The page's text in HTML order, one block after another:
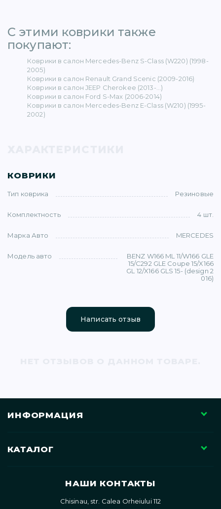
BENZ (65)
(5)
С этими коврики также
покупают: ​
Коврики в салон Mercedes-Benz S-Class (W220) (1998-
2005)
Коврики в салон Renault Grand Scenic (2009-2016)
Коврики в салон JEEP Cherokee (2013-...)
Коврики в салон Ford S-Max (2006-2014)
Коврики в салон Mercedes-Benz E-Class (W210) (1995-
2002)
КОВРИКИ
Тип коврика Резиновые
Комплектность 4 шт.
Марка Авто MERCEDES
Модель авто
BENZ W166 ML 11/W166 GLE
15/C292 GLE Coupe 15/X166
GL 12/X166 GLS 15- (design 2
016)
Написать отзыв
ИНФОРМАЦИЯ
КАТАЛОГ
НАШИ КОНТАКТЫ
Chisinau, str. Calea Orheiului 112